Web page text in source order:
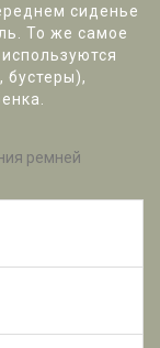
сиденье
То же самое
бустеры),
ремней